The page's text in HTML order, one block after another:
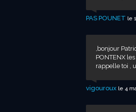
PAS POUNET le
,bonjour
PONTENX
rappelle toi ,
vigouroux le 4